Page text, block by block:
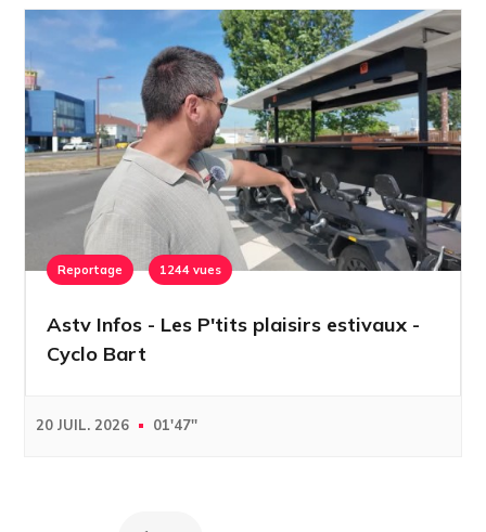
Reportage 1244 vues
Astv Infos - Les P'tits plaisirs estivaux -
Cyclo Bart
20 JUIL. 2026 01'47''